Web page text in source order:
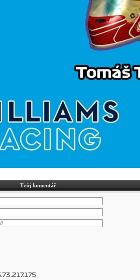
Tvůj komentář